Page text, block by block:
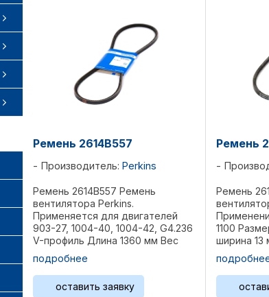
Ремень 2614B557
Производитель: Perkins
Ремень 2614B557 Ремень
вентилятора Perkins.
Применяется для двигателей
903-27, 1004-40, 1004-42, G4.236
V-профиль Длина 1360 мм Вес
0,17 кг Комплект 2 ...
подробнее
оставить заявку
Ремень
Ремень
1100
ширина 13
Комплект